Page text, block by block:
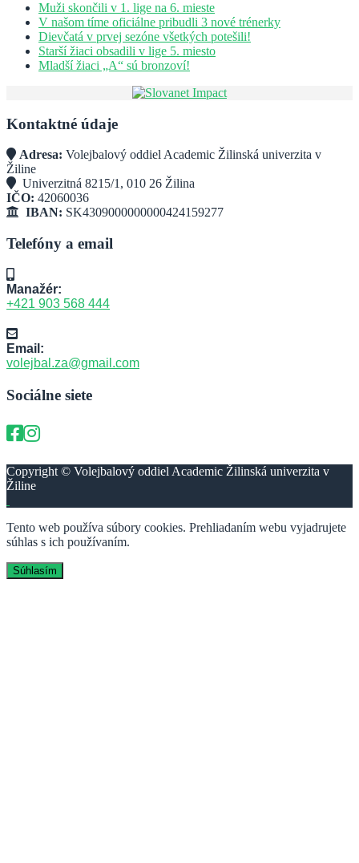
Muži skončili v 1. lige na 6. mieste
V našom tíme oficiálne pribudli 3 nové trénerky
Dievčatá v prvej sezóne všetkých potešili!
Starší žiaci obsadili v lige 5. miesto
Mladší žiaci „A“ sú bronzoví!
Kontaktné údaje
Adresa: Volejbalový oddiel Academic Žilinská univerzita v
Žiline
Univerzitná 8215/1, 010 26 Žilina
IČO: 42060036
IBAN: SK4309000000000424159277
Telefóny a email
Manažér:
+421 903 568 444
Email:
volejbal.za@gmail.com
Sociálne siete
Copyright © Volejbalový oddiel Academic Žilinská univerzita v
Žiline
Tento web používa súbory cookies. Prehliadaním webu vyjadrujete
súhlas s ich používaním.
Súhlasím